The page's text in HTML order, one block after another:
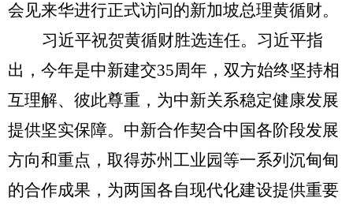
会见来华进行正式访问的新加坡总理黄循财。
习近平祝贺黄循财胜选连任。习近平指
出，今年是中新建交35周年，双方始终坚持相
互理解、彼此尊重，为中新关系稳定健康发展
提供坚实保障。中新合作契合中国各阶段发展
方向和重点，取得苏州工业园等一系列沉甸甸
的合作成果，为两国各自现代化建设提供重要